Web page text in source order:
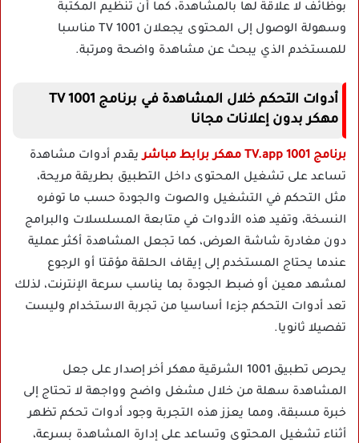
بوظائف لا علاقة لها بالمشاهدة، كما أن تنظيم المكتبة
وسهولة الوصول إلى المحتوى يجعلان 1001 TV مناسبا
للمستخدم الذي يبحث عن مشاهدة واضحة ومرتبة.
أدوات التحكم خلال المشاهدة في برنامج 1001 TV
مهكر بدون إعلانات مجانا
برنامج 1001 TV.app مهكر برابط مباشر
يقدم أدوات مشاهدة
تساعد على تشغيل المحتوى داخل التطبيق بطريقة مريحة،
مثل التحكم في التشغيل والصوت والجودة حسب ما توفره
النسخة، وتفيد هذه الأدوات في متابعة المسلسلات والبرامج
دون مغادرة شاشة العرض، كما تجعل المشاهدة أكثر عملية
عندما يحتاج المستخدم إلى إيقاف الحلقة مؤقتا أو الرجوع
لمشهد معين أو ضبط الجودة بما يناسب سرعة الإنترنت، لذلك
تعد أدوات التحكم جزءا أساسيا من تجربة الاستخدام وليست
تفصيلا ثانويا.
يحرص تطبيق 1001 الشرقية مهكر أخر إصدار على جعل
المشاهدة سهلة من خلال مشغل واضح وواجهة لا تحتاج إلى
خبرة مسبقة، ومما يعزز هذه التجربة وجود أدوات تحكم تظهر
أثناء تشغيل المحتوى وتساعد على إدارة المشاهدة بسرعة،